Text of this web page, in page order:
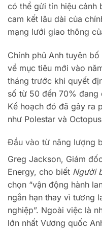
có thể gửi tín hiệu cảnh
cam kết lâu dài của
mạng lưới giao thông
Chính phủ Anh tuyên
về mục tiêu mới vào
tháng trước khi quyết
số từ 50 đến 70% đang
Kế hoạch đó đã gây ra
như Polestar và
Đầu vào từ năng lượng
Greg Jackson, Giám
Energy, cho biết Người
chọn “vận động hành
ngắn hạn thay vì tương
nghiệp”. Ngoài việc là
lớn nhất Vương quốc